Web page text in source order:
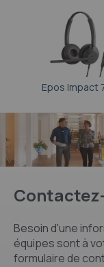
Epos Impact
Besoin d'une
équipes sont à
formulaire de